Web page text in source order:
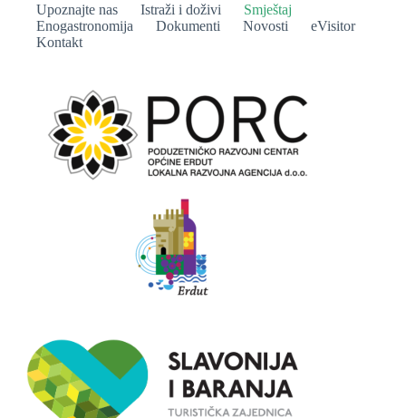
Upoznajte nas Istraži i doživi
Smještaj
Enogastronomija
Dokumenti Novosti
eVisitor
Kontakt